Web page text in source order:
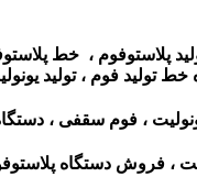
پلاستوفوم ، خط
خط تولید فوم ، تولید
، فوم سقفی ،
، فروش دستگاه